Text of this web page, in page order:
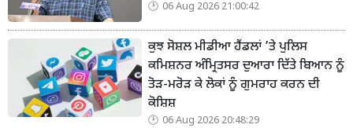
06 Aug 2026 21:00:42
ਕੁਝ ਸੋਸ਼ਲ ਮੀਡੀਆ ਹੈਂਡਲਾਂ ’ਤੇ ਪੁਲਿਸ
ਕਮਿਸ਼ਨਰ ਅੰਮ੍ਰਿਤਸਰ ਦੁਆਰਾ ਦਿੱਤੇ ਬਿਆਨ ਨੂੰ
ਤੋੜ-ਮਰੋੜ ਕੇ ਲੋਕਾਂ ਨੂੰ ਗੁਮਰਾਹ ਕਰਨ ਦੀ
ਕੋਸ਼ਿਸ਼
06 Aug 2026 20:48:29